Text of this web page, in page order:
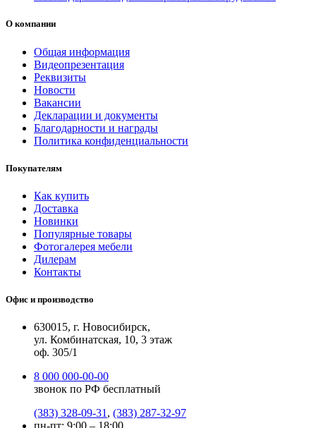
О компании
Общая информация
Видеопрезентация
Реквизиты
Новости
Вакансии
Декларации и документы
Благодарности и награды
Политика конфиденциальности
Покупателям
Как купить
Доставка
Новинки
Популярные товары
Фотогалерея мебели
Дилерам
Контакты
Офис и производство
630015, г. Новосибирск,
ул. Комбинатская, 10, 3 этаж
оф. 305/1
8 000 000-00-00
звонок по РФ бесплатный
(383) 328-09-31 , (383) 287-32-97